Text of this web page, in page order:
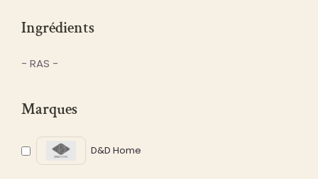
Ingrédients
- RAS -
Marques
D&D Home